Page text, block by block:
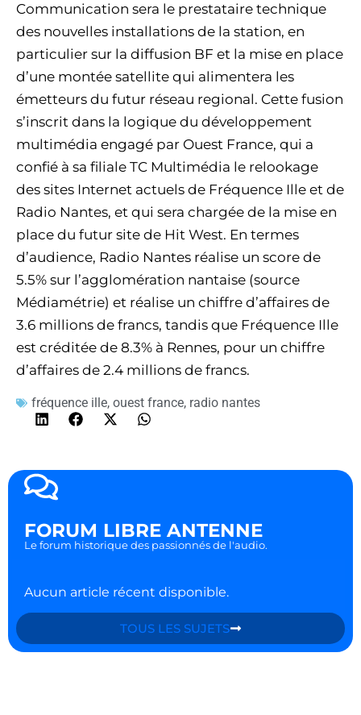
Communication sera le prestataire technique
des nouvelles installations de la station, en
particulier sur la diffusion BF et la mise en place
d’une montée satellite qui alimentera les
émetteurs du futur réseau regional. Cette fusion
s’inscrit dans la logique du développement
multimédia engagé par Ouest France, qui a
confié à sa filiale TC Multimédia le relookage
des sites Internet actuels de Fréquence Ille et de
Radio Nantes, et qui sera chargée de la mise en
place du futur site de Hit West. En termes
d’audience, Radio Nantes réalise un score de
5.5% sur l’agglomération nantaise (source
Médiamétrie) et réalise un chiffre d’affaires de
3.6 millions de francs, tandis que Fréquence Ille
est créditée de 8.3% à Rennes, pour un chiffre
d’affaires de 2.4 millions de francs.
fréquence ille, ouest france, radio nantes
FORUM LIBRE ANTENNE
Le forum historique des passionnés de l'audio.
Aucun article récent disponible.
TOUS LES SUJETS